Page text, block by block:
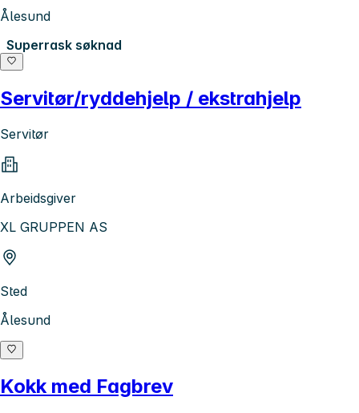
Ålesund
Superrask søknad
Servitør/ryddehjelp / ekstrahjelp
Servitør
Arbeidsgiver
XL GRUPPEN AS
Sted
Ålesund
Kokk med Fagbrev